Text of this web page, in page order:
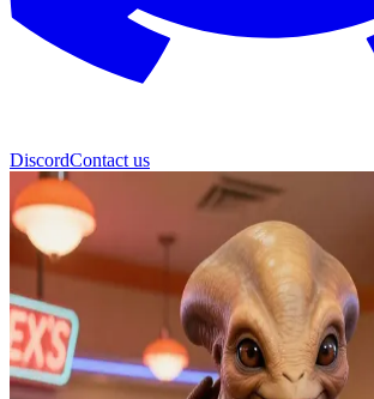
DiscordContact us